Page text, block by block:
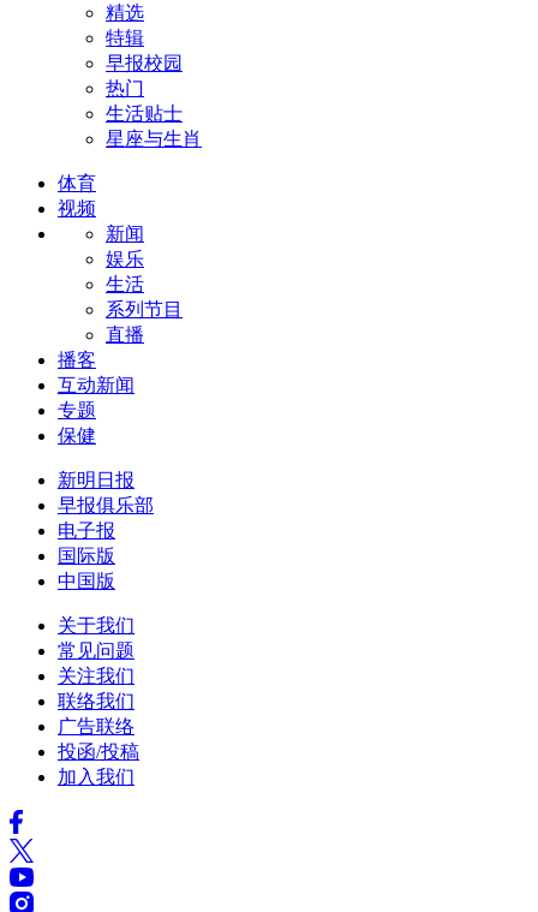
精选
特辑
早报校园
热门
生活贴士
星座与生肖
体育
视频
新闻
娱乐
生活
系列节目
直播
播客
互动新闻
专题
保健
新明日报
早报俱乐部
电子报
国际版
中国版
关于我们
常见问题
关注我们
联络我们
广告联络
投函/投稿
加入我们